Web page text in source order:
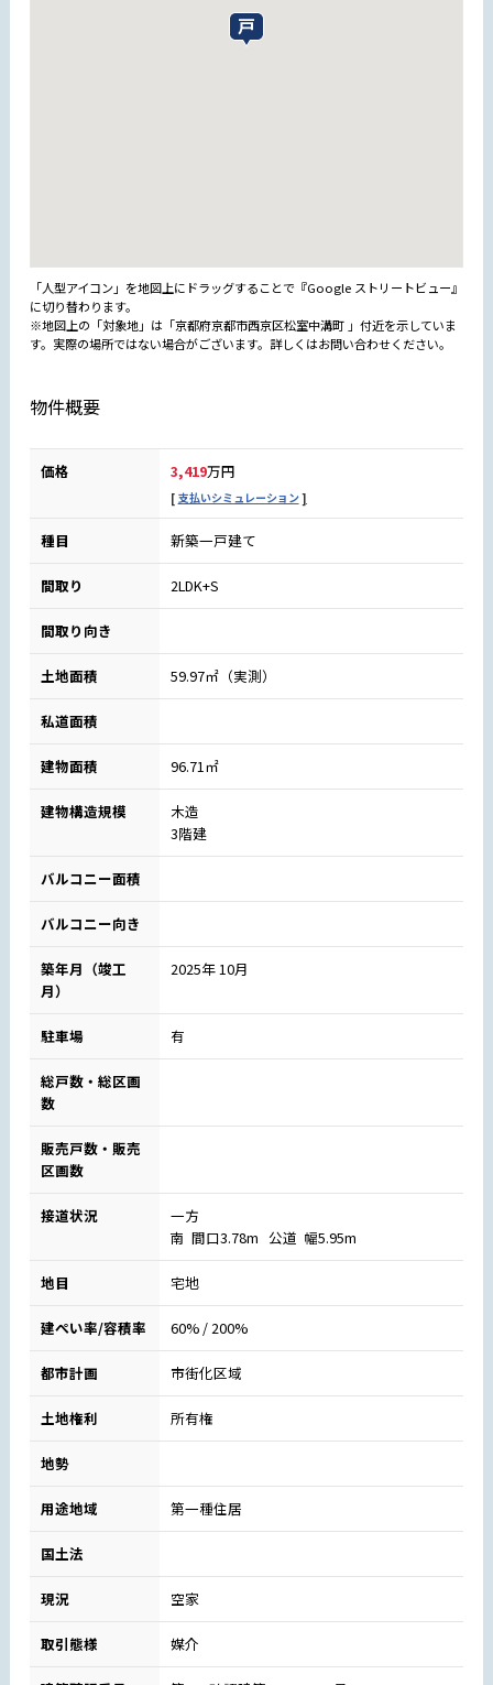
「人型アイコン」を地図上にドラッグすることで『Google ストリートビュー』
に切り替わります。
※地図上の「対象地」は「京都府京都市西京区松室中溝町 」付近を示していま
す。実際の場所ではない場合がございます。詳しくはお問い合わせください。
物件概要
価格 3,419万円
支払いシミュレーション
種目 新築一戸建て
間取り 2LDK+S
間取り向き
土地面積 59.97㎡（実測）
私道面積
建物面積 96.71㎡
建物構造規模
木造
3階建
バルコニー面積
バルコニー向き
築年月（竣工
月）
2025年 10月
駐車場 有
総戸数・総区画
数
販売戸数・販売
区画数
接道状況
一方
南 間口3.78m 公道 幅5.95m
地目 宅地
建ぺい率/容積率 60% / 200%
都市計画 市街化区域
土地権利 所有権
地勢
用途地域 第一種住居
国土法
現況 空家
取引態様 媒介